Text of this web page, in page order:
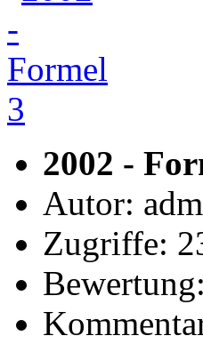
2002 -
Autor:
Zugriffe: